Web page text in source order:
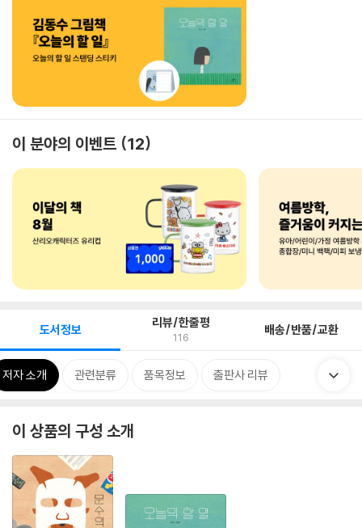
이 분야의 이벤트 12
도서정보 리뷰/한줄평
116 배송/반품/교환
저자 소개 관련분류 품목정보 출판사 리뷰
이 상품의 구성 소개